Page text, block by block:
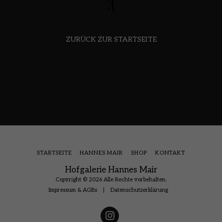
ZURÜCK ZUR STARTSEITE
Hofgalerie Hannes Mair
Copyright © 2026 Alle Rechte vorbehalten.
Impressum & AGBs| Datenschutzerklärung
STARTSEITE HANNES MAIR SHOP KONTAKT